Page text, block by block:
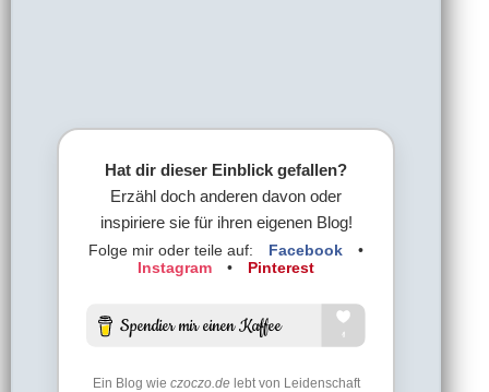
Hat dir dieser Einblick gefallen?
Erzähl doch anderen davon oder
inspiriere sie für ihren eigenen Blog!
Folge mir oder teile auf: Facebook
•
Instagram
• Pinterest
Ein Blog wie czoczo.delebt von Leidenschaft